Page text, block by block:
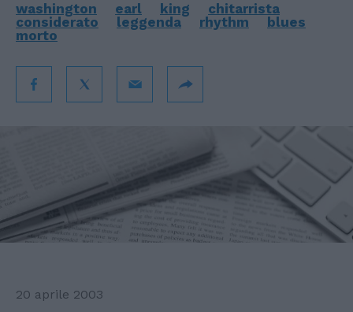
washington earl king
chitarrista
considerato
leggenda rhythm
blues
morto
20 aprile 2003